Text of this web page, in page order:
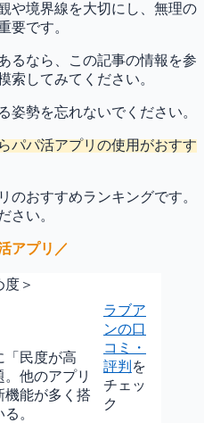
や境界線を大切にし、無理の
要です。
るなら、この記事の情報を参
索してみてください。
姿勢を忘れないでください。
パパ活アプリの使用がおすす
のおすすめランキングです。
さい。
アプリ／
度＞
「民度が高
。他のアプリ
機能が多く搭
。
ラブア
ンの口
コミ・
評判 を
チェッ
ク